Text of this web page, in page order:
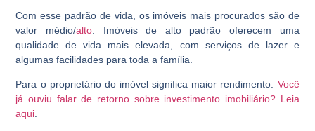
Com esse padrão de vida, os imóveis mais procurados são de
valor médio/alto . Imóveis de alto padrão oferecem uma
qualidade de vida mais elevada, com serviços de lazer e
algumas facilidades para toda a família.
Para o proprietário do imóvel significa maior rendimento. Você
já ouviu falar de retorno sobre investimento imobiliário? Leia
aqui